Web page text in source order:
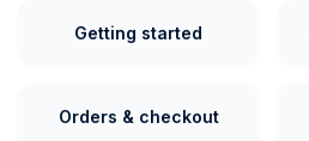
Getting started
Orders & checkout